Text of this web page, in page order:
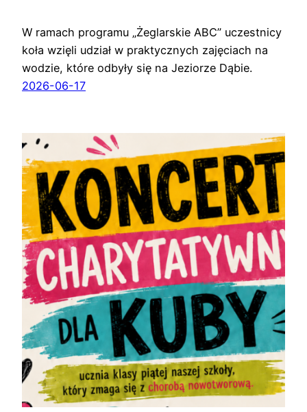
W ramach programu „Żeglarskie ABC” uczestnicy
koła wzięli udział w praktycznych zajęciach na
wodzie, które odbyły się na Jeziorze Dąbie.
2026-06-17